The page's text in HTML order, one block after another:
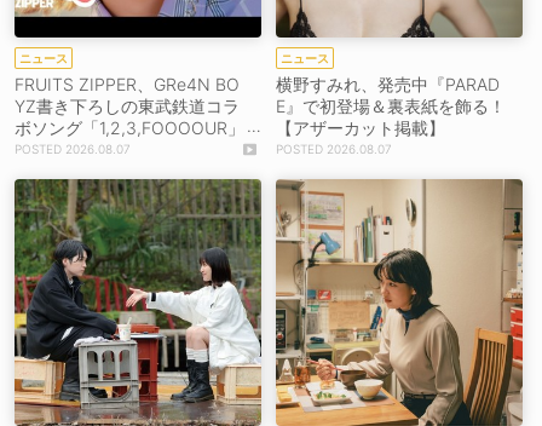
ニュース
FRUITS ZIPPER、GRe4N BO
YZ書き下ろしの東武鉄道コラ
ボソング「1,2,3,FOOOOUR」
をリリース＆MV公開！
2026.08.07
ニュース
横野すみれ、発売中『PARAD
E』で初登場＆裏表紙を飾る！
【アザーカット掲載】
2026.08.07